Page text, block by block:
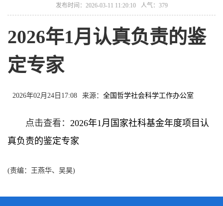
发布时间：2026-03-11 11:20:10 人气：379
2026年1月认真负责的鉴
定专家
2026年02月24日17:08 来源： 全国哲学社会科学工作办公室
点击查看： 2026年1月国家社科基金年度项目认
真负责的鉴定专家
(责编：王燕华、吴昊)